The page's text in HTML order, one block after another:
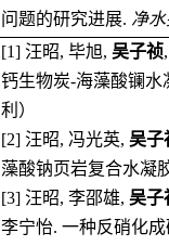
问题的研究进展. 净
[1] 汪昭, 毕旭, 吴子祯
钙生物炭-海藻酸镧水
利）
[2] 汪昭, 冯光英, 吴子
藻酸钠页岩复合水凝
[3] 汪昭, 李邵雄, 吴子
李宁怡. 一种反硝化